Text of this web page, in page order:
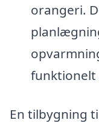
orangeri.
funktionelt
En tilbygning